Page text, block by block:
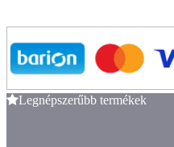
Legnépszerűbb termékek